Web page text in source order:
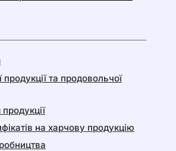
та продовольчої
на харчову продукцію